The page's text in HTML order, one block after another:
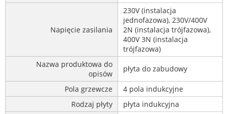
Napięcie zasilania
230V (instalacja
jednofazowa), 230V/400V
2N (instalacja trójfazowa),
400V 3N (instalacja
trójfazowa)
Nazwa produktowa do
opisów
płyta do zabudowy
Pola grzewcze
4 pola indukcyjne
Rodzaj płyty
płyta indukcyjna